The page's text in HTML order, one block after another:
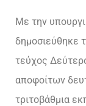
Με την
δημοσιεύθηκε
τεύχος
αποφοίτων
τριτοβάθμια